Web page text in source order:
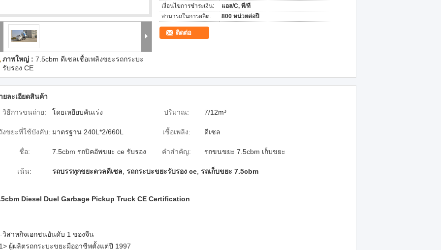
ภาพใหญ่ : 7.5cbm ดีเซลเชื้อเพลิงขยะรถกระบะ
รับรอง CE
เงื่อนไขการชำระเงิน:
แอล/C, ที/ที
สามารถในการผลิต:
800 หน่วยต่อปี
ติดต่อ
ยละเอียดสินค้า
วิธีการขนถ่าย:
โดยเหยียบคันเร่ง ปริมาณ: 7/12m³
งขยะที่ใช้บังคับ: มาตรฐาน 240L*2/660L เชื้อเพลิง: ดีเซล
ชื่อ: 7.5cbm รถปิคอัพขยะ ce รับรอง คำสำคัญ: รถขนขยะ 7.5cbm เก็บขยะ
เน้น: รถบรรทุกขยะดวลดีเซล รถกระบะขยะรับรอง ce รถเก็บขยะ 7.5cbm
Diesel Duel Garbage Pickup Truck CE Certification
วิสาหกิจเอกชนอันดับ 1 ของจีน
ผู้ผลิตรถกระบะขยะมืออาชีพตั้งแต่ปี 1997